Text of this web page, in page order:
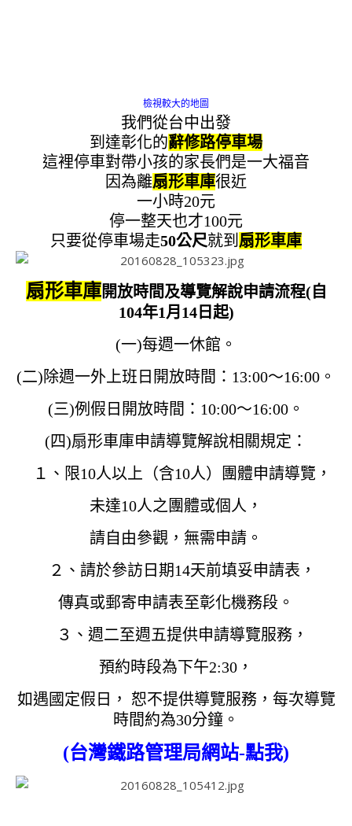
檢視較大的地圖
我們從台中出發
到達彰化的辭修路停車場
這裡停車對帶小孩的家長們是一大福音
因為離扇形車庫很近
一小時20元
停一整天也才100元
只要從停車場走50公尺就到 扇形車庫
扇形車庫開放時間及導覽解說申請流程(自
104年1月14日起)
(一)每週一休館。
(二)除週一外上班日開放時間：13:00～16:00。
(三)例假日開放時間：10:00～16:00。
(四)扇形車庫申請導覽解說相關規定：
１、限10人以上（含10人）團體申請導覽，
未達10人之團體或個人，
請自由參觀， 無需申請。
２、請於參訪日期14天前填妥申請表，
傳真或郵寄申請表至彰化機務段。
３、週二至週五提供申請導覽服務，
預約時段為下午2:30，
如遇國定假日， 恕不提供導覽服務，每次導覽
時間約為30分鐘。
(台灣鐵路管理局網站-點我)